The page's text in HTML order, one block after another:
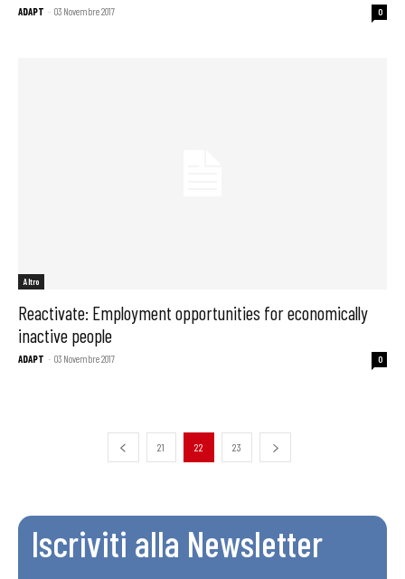
ADAPT - 03 Novembre 2017 0
Altro
Reactivate: Employment opportunities for economically
inactive people
ADAPT - 03 Novembre 2017 0
21 22 23
Iscriviti alla Newsletter